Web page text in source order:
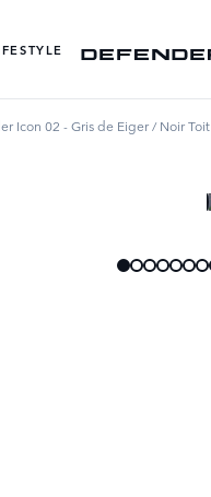
Icon 02 - Gris de Eiger / Noir Toit